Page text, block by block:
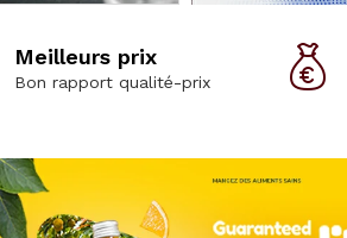
Meilleurs prix
Bon rapport qualité-prix